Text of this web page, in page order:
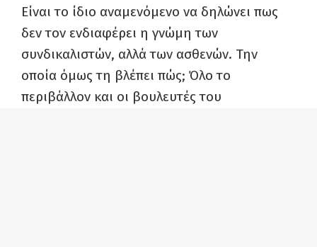
Είναι το ίδιο αναμενόμενο να δηλώνει πως
δεν τον ενδιαφέρει η γνώμη των
συνδικαλιστών, αλλά των ασθενών. Την
οποία όμως τη βλέπει πώς; Όλο το
περιβάλλον και οι βουλευτές του